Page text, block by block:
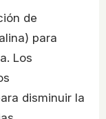
de
para
Los
disminuir la